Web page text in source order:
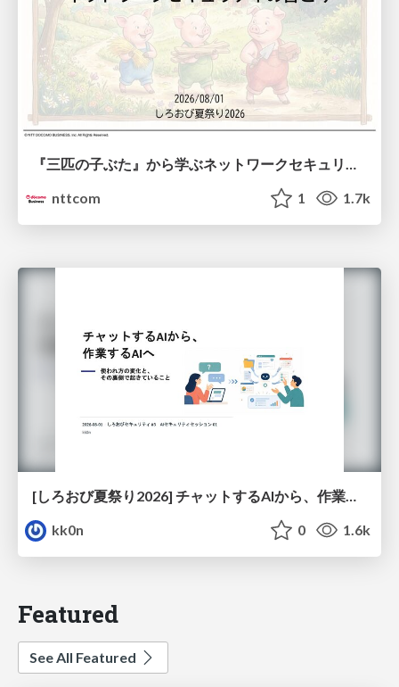
nttcom
1 1.7k
[しろおび夏祭り2026] チャットするAIから、作業するAIへ - 使われ方の変化と、その裏側で起きていること
kk0n
0 1.6k
Featured
See All Featured